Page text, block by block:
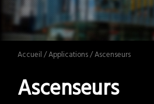
Accueil /Applications/ Ascenseurs
Ascenseurs